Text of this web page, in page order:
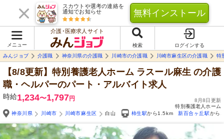
スカウトや選考の連絡を
通知でお知らせ
無料インストール
メニュー
介護･医療求人サイト
検索
ログインする
みんジョブ
介護職 神奈川県の介護職 川崎市の介護職 川崎市麻生区の介護職 特
【8/8更新】特別養護老人ホーム ラスール麻生 の介護
職・ヘルパーのパート・アルバイト求人
時給1,234〜1,797円
8月8日更新
特別養護老人ホーム
神奈川県
川崎市 川崎市麻生区 白山 柿生駅から1.5km 新百合ヶ丘駅から